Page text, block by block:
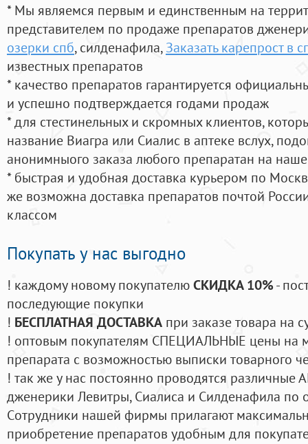
* Мы являемся первым и единственным на
представителем по продаже препаратов
озерки спб, силденафила, Заказать карепрост в
известных препаратов
* качество препаратов гарантируется
и успешно подтверждается годами продаж
* для стестинельных и скромных клиентов,
название Виагра или Сиалис в аптеке вслух,
анонимныого заказа любого препаратан на
* быстрая и удобная доставка курьером по
же возможна доставка препаратов почтой
классом
Покупать у нас выгодно
! каждому новому покупателюСКИДКА 10%-
последующие покупки
! БЕСПЛАТНАЯ ДОСТАВКА при заказе товара на
! оптовым покупателям СПЕЦИАЛЬНЫЕ цены на
препарата с возможностью выписки товарного
! так же у нас постоянно проводятся
дженерики Левитры, Сиалиса и Силденафила по
Cотрудники нашей фирмы прилагают
приобретение препаратов удобным для